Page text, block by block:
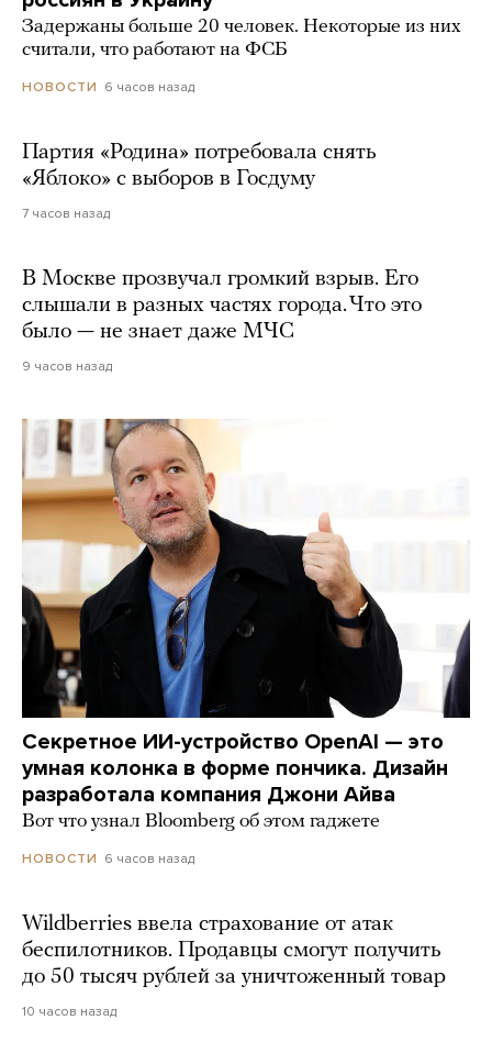
Задержаны больше 20 человек. Некоторые из них
считали, что работают на ФСБ
НОВОСТИ 6 часов назад
Партия «Родина» потребовала снять
«Яблоко» с выборов в Госдуму
7 часов назад
В Москве прозвучал громкий взрыв. Его
слышали в разных частях города. Что это
было — не знает даже МЧС
9 часов назад
Секретное ИИ-устройство OpenAI — это
умная колонка в форме пончика. Дизайн
разработала компания Джони Айва
Вот что узнал Bloomberg об этом гаджете
НОВОСТИ 6 часов назад
Wildberries ввела страхование от атак
беспилотников. Продавцы смогут получить
до 50 тысяч рублей за уничтоженный товар
10 часов назад